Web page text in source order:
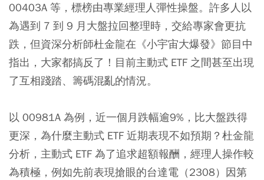
00403A 等，標榜由專業經理人彈性操盤。許多人以
為遇到 7 到 9 月大盤拉回整理時，交給專家會更抗
跌，但資深分析師杜金龍在《小宇宙大爆發》節目中
指出，大家都搞反了！目前主動式 ETF 之間甚至出現
了互相踐踏、籌碼混亂的情況。
以 00981A 為例，近一個月跌幅逾9%，比大盤跌得
更深，為什麼主動式 ETF 近期表現不如預期？杜金龍
分析，主動式 ETF 為了追求超額報酬，經理人操作較
為積極，例如先前表現搶眼的台達電（2308）因第